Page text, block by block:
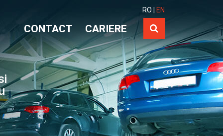
RO EN
CONTACT CARIERE